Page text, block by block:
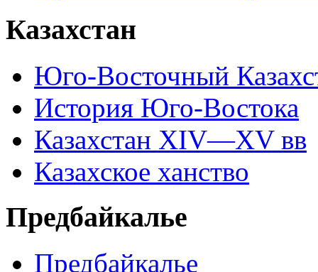
Казахстан
Юго-Восточный
История Юго-Востока
Казахстан XIV—XV вв
Казахское ханство
Предбайкалье
Предбайкалье